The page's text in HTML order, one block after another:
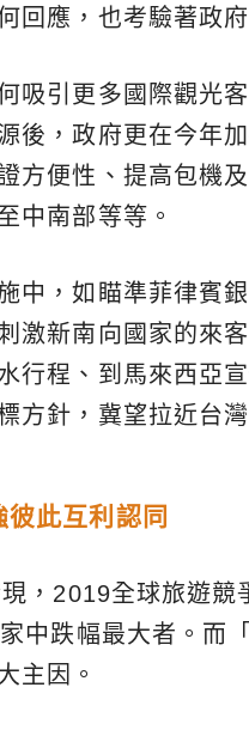
回應，也考驗著政府
吸引更多國際觀光
後，政府更在今年
方便性、提高包機
中南部等等。
中，如瞄準菲律賓
激新南向國家的來
行程、到馬來西亞
方針，冀望拉近台
此互利認同
，2019全球旅遊
中跌幅最大者。而
主因。